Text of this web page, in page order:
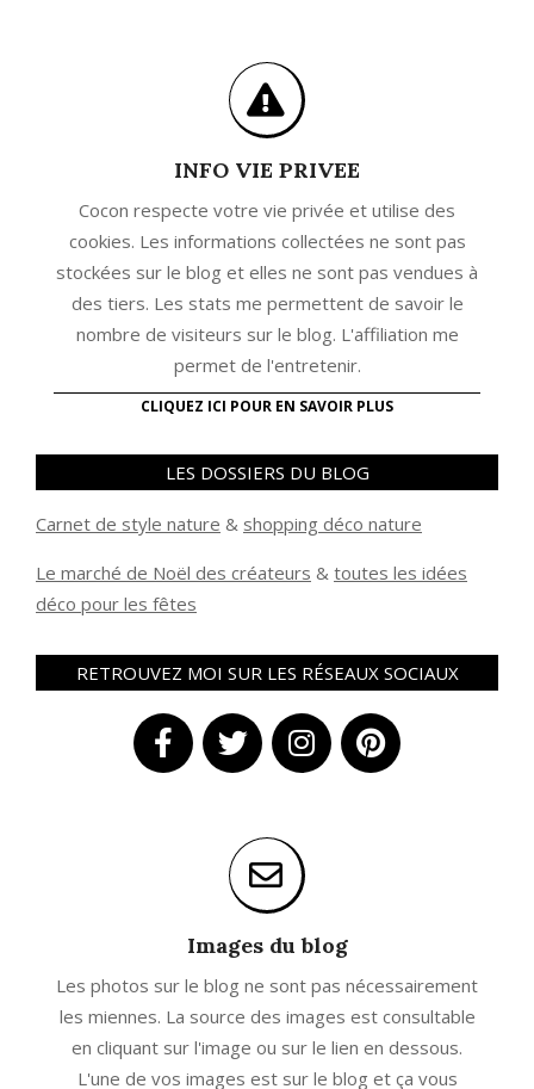
INFO VIE PRIVEE
Cocon respecte votre vie privée et utilise des
cookies. Les informations collectées ne sont pas
stockées sur le blog et elles ne sont pas vendues à
des tiers. Les stats me permettent de savoir le
nombre de visiteurs sur le blog. L'affiliation me
permet de l'entretenir.
CLIQUEZ ICI POUR EN SAVOIR PLUS
LES DOSSIERS DU BLOG
Carnet de style nature & shopping déco nature
Le marché de Noël des créateurs & toutes les idées
déco pour les fêtes
RETROUVEZ MOI SUR LES RÉSEAUX SOCIAUX
Images du blog
Les photos sur le blog ne sont pas nécessairement
les miennes. La source des images est consultable
en cliquant sur l'image ou sur le lien en dessous.
L'une de vos images est sur le blog et ça vous